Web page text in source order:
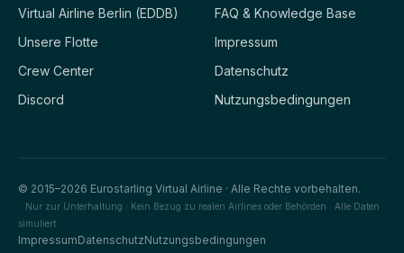
Virtual Airline Berlin (EDDB)
Unsere Flotte
Crew Center
Discord
FAQ & Knowledge Base
Impressum
Datenschutz
Nutzungsbedingungen
© 2015–2026 Eurostarling Virtual Airline · Alle Rechte vorbehalten.
Nur zur Unterhaltung · Kein Bezug zu realen Airlines oder Behörden · Alle Daten
simuliert.
ImpressumDatenschutzNutzungsbedingungen